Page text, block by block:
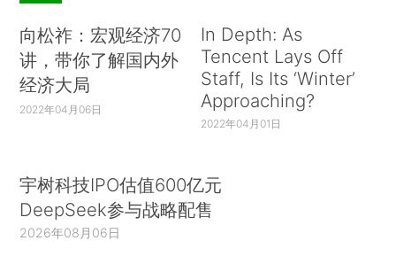
向松祚：宏观经济70
讲，带你了解国内外
经济大局
2022年04月06日
In Depth: As
Tencent Lays Off
Staff, Is Its ‘Winter’
Approaching?
2022年04月01日
宇树科技IPO估值600亿元
DeepSeek参与战略配售
2026年08月06日